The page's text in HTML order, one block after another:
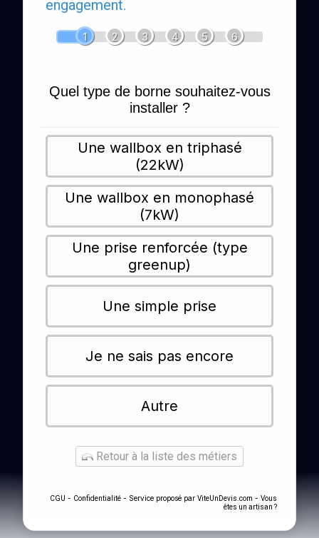
engagement.
1 2 3 4 5 6
Quel type de borne souhaitez-vous
installer ?
Une wallbox en triphasé
(22kW)
Une wallbox en monophasé
(7kW)
Une prise renforcée (type
greenup)
Une simple prise
Je ne sais pas encore
Autre
Retour à la liste des métiers
CGU - Confidentialité - Service proposé par ViteUnDevis.com - Vous
êtes un artisan ?